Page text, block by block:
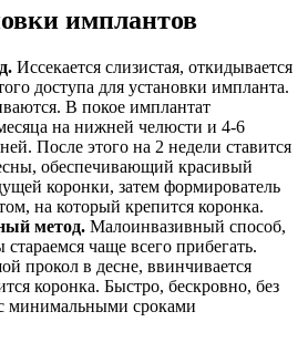
имплантов
Иссекается слизистая, откидывается
доступа для установки импланта.
В покое имплантат
на нижней челюсти и 4-6
После этого на 2 недели ставится
обеспечивающий красивый
коронки, затем формирователь
на который крепится коронка.
метод. Малоинвазивный способ,
чаще всего прибегать.
прокол в десне, ввинчивается
коронка. Быстро, бескровно, без
минимальными сроками